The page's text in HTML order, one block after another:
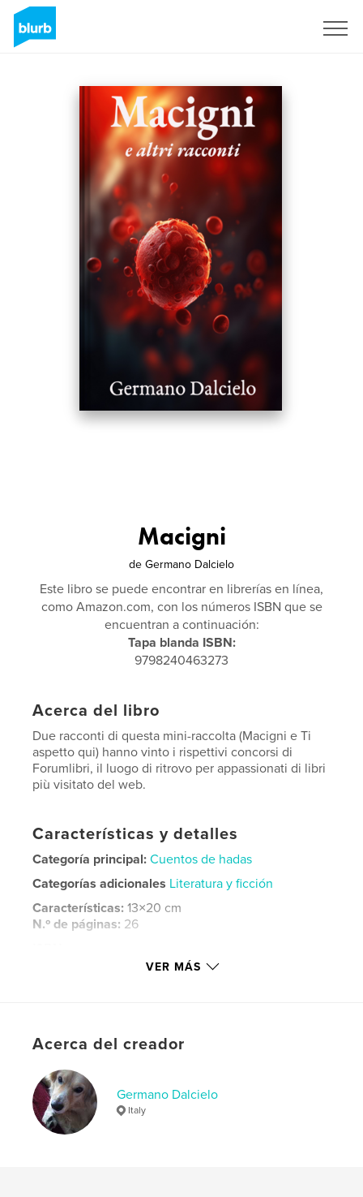
Macigni
de Germano Dalcielo
Este libro se puede encontrar en librerías en línea,
como Amazon.com, con los números ISBN que se
encuentran a continuación:
Tapa blanda ISBN:
9798240463273
Acerca del libro
Due racconti di questa mini-raccolta (Macigni e Ti
aspetto qui) hanno vinto i rispettivi concorsi di
Forumlibri, il luogo di ritrovo per appassionati di libri
più visitato del web.
Características y detalles
Categoría principal: Cuentos de hadas
Categorías adicionales Literatura y ficción
Características:13×20 cm
N.º de páginas: 26
Tapa blanda: 9798240463273
Palabras clave
VER MÁS
Acerca del creador
Germano Dalcielo
Italy